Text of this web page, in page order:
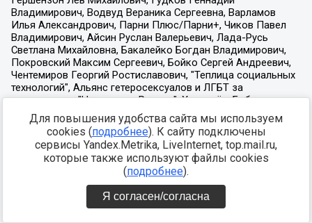
Для повышения удобства сайта мы используем
cookies (подробнее). К сайту подключены
сервисы Yandex.Metrika, LiveInternet, top.mail.ru,
которые также используют файлы cookies
(подробнее).
Я согласен/согласна